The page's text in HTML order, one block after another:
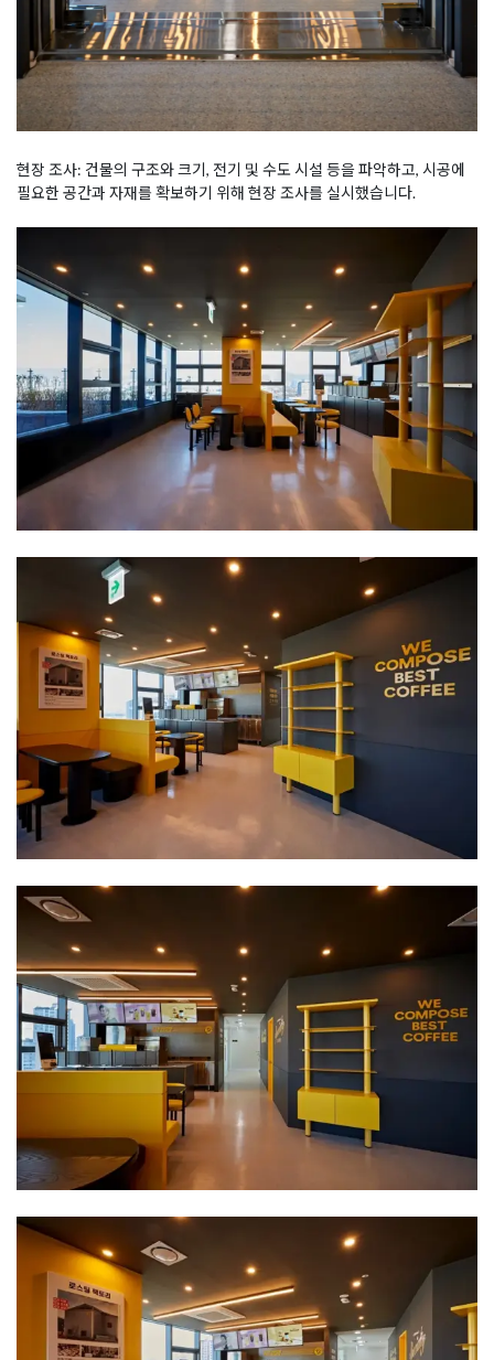
현장 조사: 건물의 구조와 크기, 전기 및 수도 시설 등을 파악하고, 시공에
필요한 공간과 자재를 확보하기 위해 현장 조사를 실시했습니다.